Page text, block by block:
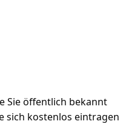
Sie öffentlich bekannt
sich kostenlos eintragen